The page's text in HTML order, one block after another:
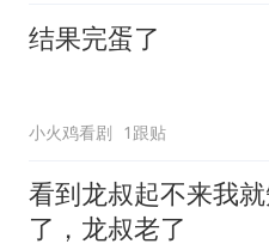
结果完蛋了
小火鸡看剧 1跟贴
看到龙叔起不来我
了，龙叔老了